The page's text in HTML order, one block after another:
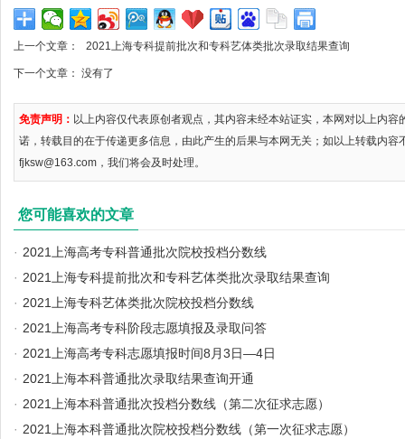
上一个文章： 2021上海专科提前批次和专科艺体类批次录取结果查询
下一个文章： 没有了
免责声明： 以上内容仅代表原创者观点，其内容未经本站证实，本网对以上内
诺，转载目的在于传递更多信息，由此产生的后果与本网无关；如以上转载内容
fjksw@163.com，我们将会及时处理。
您可能喜欢的文章
· 2021上海高考专科普通批次院校投档分数线
· 2021上海专科提前批次和专科艺体类批次录取结果查询
· 2021上海专科艺体类批次院校投档分数线
· 2021上海高考专科阶段志愿填报及录取问答
· 2021上海高考专科志愿填报时间8月3日—4日
· 2021上海本科普通批次录取结果查询开通
· 2021上海本科普通批次投档分数线（第二次征求志愿）
· 2021上海本科普通批次院校投档分数线（第一次征求志愿）